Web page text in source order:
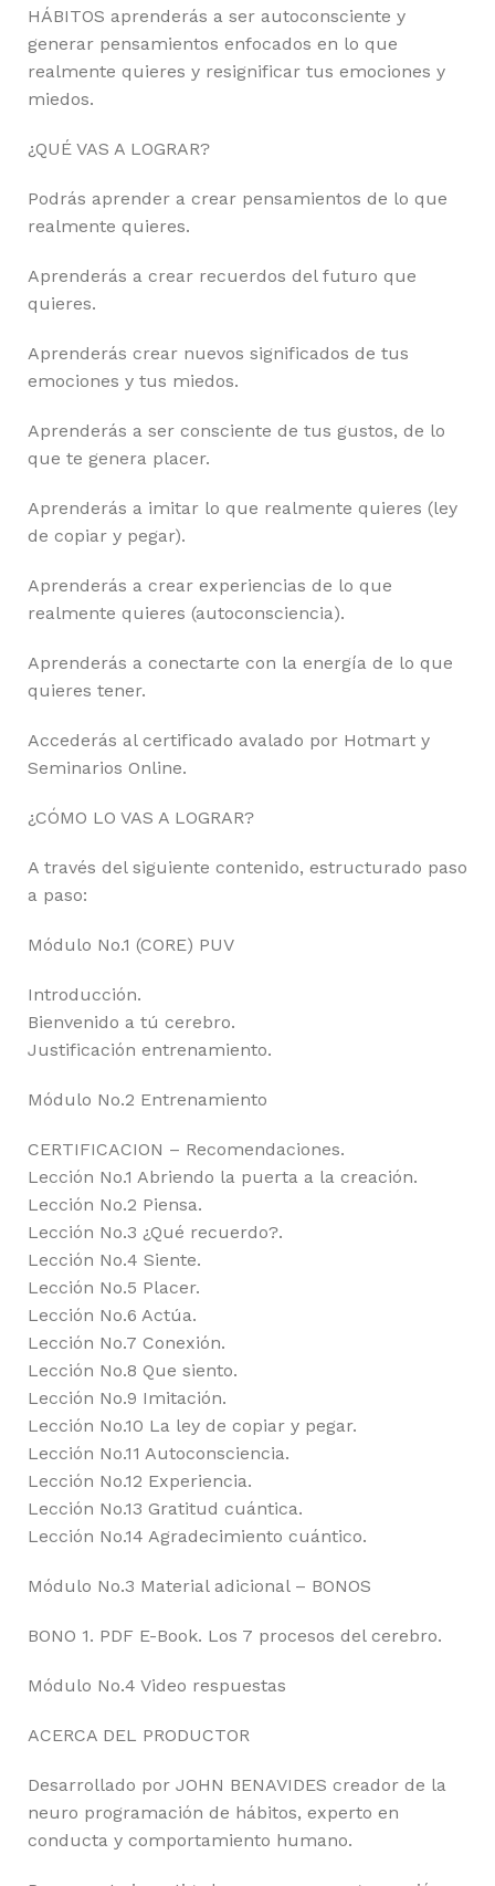
HÁBITOS aprenderás a ser autoconsciente y
generar pensamientos enfocados en lo que
realmente quieres y resignificar tus emociones y
miedos.
¿QUÉ VAS A LOGRAR?
Podrás aprender a crear pensamientos de lo que
realmente quieres.
Aprenderás a crear recuerdos del futuro que
quieres.
Aprenderás crear nuevos significados de tus
emociones y tus miedos.
Aprenderás a ser consciente de tus gustos, de lo
que te genera placer.
Aprenderás a imitar lo que realmente quieres (ley
de copiar y pegar).
Aprenderás a crear experiencias de lo que
realmente quieres (autoconsciencia).
Aprenderás a conectarte con la energía de lo que
quieres tener.
Accederás al certificado avalado por Hotmart y
Seminarios Online.
¿CÓMO LO VAS A LOGRAR?
A través del siguiente contenido, estructurado paso
a paso:
Módulo No.1 (CORE) PUV
Introducción.
Bienvenido a tú cerebro.
Justificación entrenamiento.
Módulo No.2 Entrenamiento
CERTIFICACION – Recomendaciones.
Lección No.1 Abriendo la puerta a la creación.
Lección No.2 Piensa.
Lección No.3 ¿Qué recuerdo?.
Lección No.4 Siente.
Lección No.5 Placer.
Lección No.6 Actúa.
Lección No.7 Conexión.
Lección No.8 Que siento.
Lección No.9 Imitación.
Lección No.10 La ley de copiar y pegar.
Lección No.11 Autoconsciencia.
Lección No.12 Experiencia.
Lección No.13 Gratitud cuántica.
Lección No.14 Agradecimiento cuántico.
Módulo No.3 Material adicional – BONOS
BONO 1. PDF E-Book. Los 7 procesos del cerebro.
Módulo No.4 Video respuestas
ACERCA DEL PRODUCTOR
Desarrollado por JOHN BENAVIDES creador de la
neuro programación de hábitos, experto en
conducta y comportamiento humano.